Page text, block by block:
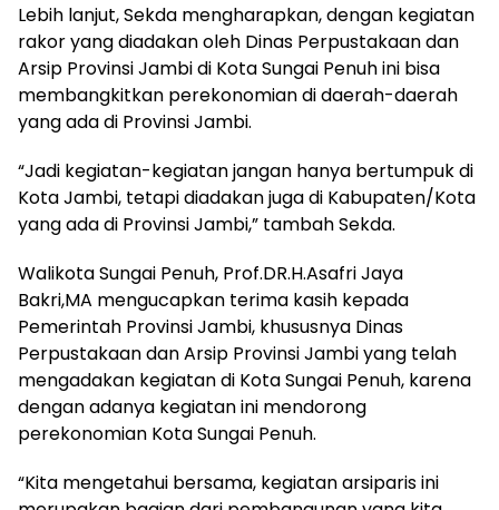
Lebih lanjut, Sekda mengharapkan, dengan kegiatan
rakor yang diadakan oleh Dinas Perpustakaan dan
Arsip Provinsi Jambi di Kota Sungai Penuh ini bisa
membangkitkan perekonomian di daerah-daerah
yang ada di Provinsi Jambi.
“Jadi kegiatan-kegiatan jangan hanya bertumpuk di
Kota Jambi, tetapi diadakan juga di Kabupaten/Kota
yang ada di Provinsi Jambi,” tambah Sekda.
Walikota Sungai Penuh, Prof.DR.H.Asafri Jaya
Bakri,MA mengucapkan terima kasih kepada
Pemerintah Provinsi Jambi, khususnya Dinas
Perpustakaan dan Arsip Provinsi Jambi yang telah
mengadakan kegiatan di Kota Sungai Penuh, karena
dengan adanya kegiatan ini mendorong
perekonomian Kota Sungai Penuh.
“Kita mengetahui bersama, kegiatan arsiparis ini